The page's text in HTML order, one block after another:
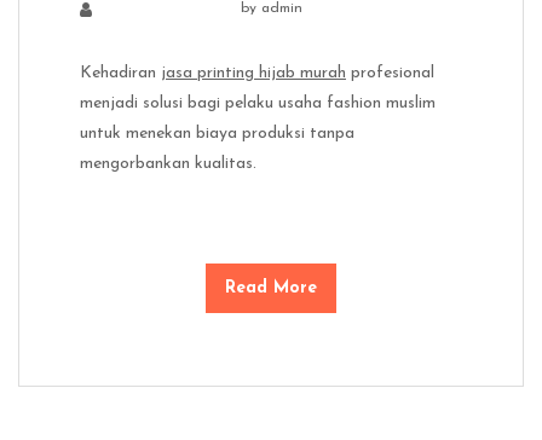
by admin
Kehadiran jasa printing hijab murah profesional
menjadi solusi bagi pelaku usaha fashion muslim
untuk menekan biaya produksi tanpa
mengorbankan kualitas.
Read More